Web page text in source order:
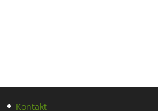
Kontakt